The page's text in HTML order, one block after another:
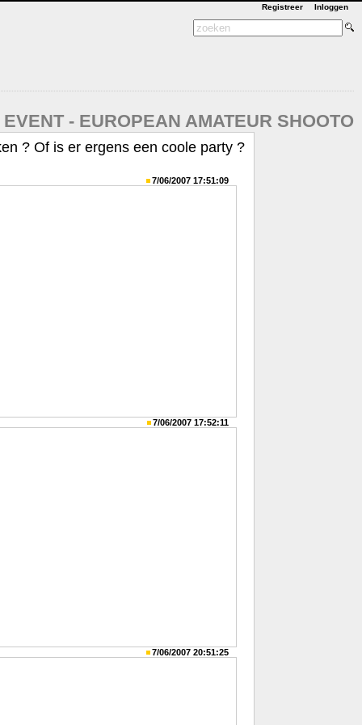
Registreer Inloggen
EVENT - EUROPEAN AMATEUR SHOOTO
? Of is er ergens een coole party ?
7/06/2007 17:51:09
7/06/2007 17:52:11
7/06/2007 20:51:25